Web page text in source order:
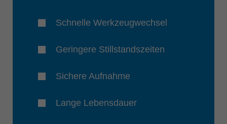
Schnelle Werkzeugwechsel
Geringere Stillstandszeiten
Sichere Aufnahme
Lange Lebensdauer